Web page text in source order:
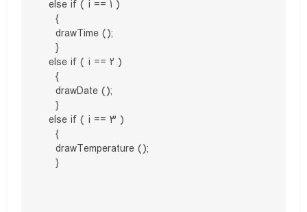
  else if ( i == 1 )
    {
    drawTime ();
    }
  else if ( i == 2 )
    {
    drawDate ();
    }
  else if ( i == 3 )
    {
    drawTemperature ();
    }